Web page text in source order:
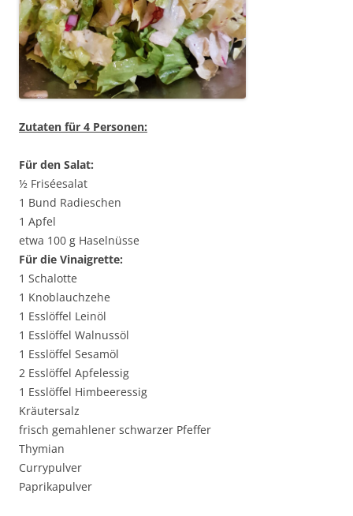
Zutaten für 4 Personen:
Für den Salat:
½ Friséesalat
1 Bund Radieschen
1 Apfel
etwa 100 g Haselnüsse
Für die Vinaigrette:
1 Schalotte
1 Knoblauchzehe
1 Esslöffel Leinöl
1 Esslöffel Walnussöl
1 Esslöffel Sesamöl
2 Esslöffel Apfelessig
1 Esslöffel Himbeeressig
Kräutersalz
frisch gemahlener schwarzer Pfeffer
Thymian
Currypulver
Paprikapulver